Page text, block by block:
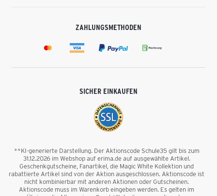
ZAHLUNGSMETHODEN
SICHER EINKAUFEN
**KI-generierte Darstellung. Der Aktionscode Schule35 gilt bis zum
31.12.2026 im Webshop auf erima.de auf ausgewählte Artikel.
Geschenkgutscheine, Fanartikel, die Magic White Kollektion und
rabattierte Artikel sind von der Aktion ausgeschlossen. Aktionscode ist
nicht kombinierbar mit anderen Aktionen oder Gutscheinen.
Aktionscode muss im Warenkorb eingeben werden. Es gelten im